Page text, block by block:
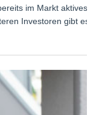
im Markt aktives
Investoren gibt es